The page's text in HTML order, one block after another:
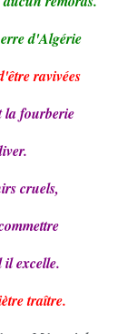
d'Algérie
ravivées
la fourberie
cruels,
il excelle.
traître.